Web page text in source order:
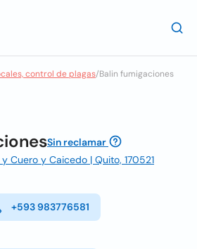
control de plagas/Balin fumigaciones
Sin reclamar
Cuero y Caicedo | Quito, 170521
+593 983776581